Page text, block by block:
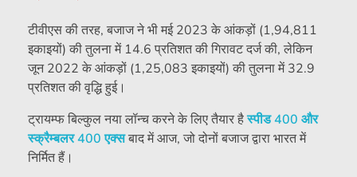
टीवीएस की तरह, बजाज ने भी मई 2023 के आंकड़ों (1,94,811
इकाइयों) की तुलना में 14.6 प्रतिशत की गिरावट दर्ज की, लेकिन
जून 2022 के आंकड़ों (1,25,083 इकाइयों) की तुलना में 32.9
प्रतिशत की वृद्धि हुई।
ट्रायम्फ बिल्कुल नया लॉन्च करने के लिए तैयार हैस्पीड 400 और
स्क्रैम्बलर 400 एक्सबाद में आज, जो दोनों बजाज द्वारा भारत में
निर्मित हैं।